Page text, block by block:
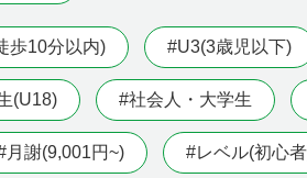
歩10分以内) #U3(3歳児以下)
(U18) #社会人・大学生
月謝(9,001円~) #レベル(初心